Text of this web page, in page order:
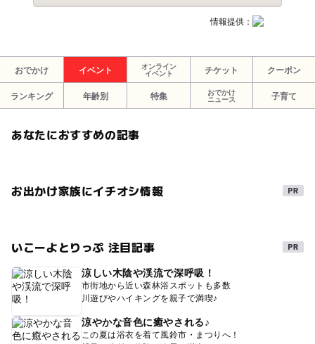
情報提供：
おでかけ イベント
オンライン
イベント
チケット クーポン
ランキング 年齢別 特集
おでかけ
ニュース
子育て
あなたにおすすめの記事
お出かけ家族にイチオシ情報
いこーよとりっぷ 注目記事
涼しい木陰や渓流で深呼吸！
市街地から近い森林浴スポットも多数
川遊びやハイキングを親子で満喫♪
涼やかな音色に癒やされる♪
この夏は浴衣を着て風鈴市・まつりへ！